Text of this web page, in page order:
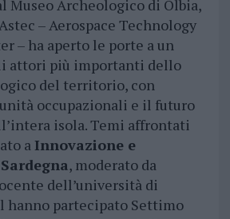
Museo Archeologico di Olbia,
– Aerospace Technology
– ha aperto le porte a un
attori più importanti dello
del territorio, con
occupazionali e il futuro
isola. Temi affrontati
a Innovazione e
, moderato da
dell’università di
hanno partecipato Settimo